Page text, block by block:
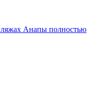
Анапы полностью